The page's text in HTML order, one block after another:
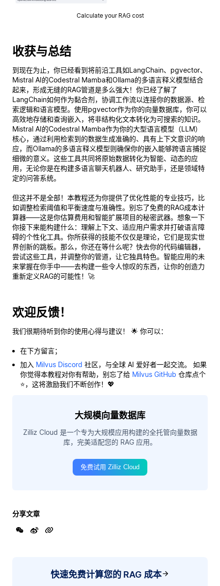
Calculate your RAG cost
收获与总结
到现在为止，你已经看到将前沿工具如LangChain、pgvector、
Mistral AI的Codestral Mamba和Ollama的多语言释义模型结合
起来，形成无缝的RAG管道是多么强大！你已经了解了
LangChain如何作为黏合剂，协调工作流以连接你的数据源、检
索逻辑和语言模型。使用pgvector作为你的向量数据库，你可以
高效地存储和查询嵌入，将非结构化文本转化为可搜索的知识。
Mistral AI的Codestral Mamba作为你的大型语言模型（LLM）
核心，通过利用检索到的数据生成准确的、具有上下文意识的响
应，而Ollama的多语言释义模型则确保你的嵌入能够跨语言捕捉
细微的意义。这些工具共同将原始数据转化为智能、动态的应
用，无论你是在构建多语言聊天机器人、研究助手，还是领域特
定的问答系统。
但这并不是全部！本教程还为你提供了优化性能的专业技巧，比
如调整检索阈值和平衡速度与准确性。别忘了免费的RAG成本计
算器——这是你估算费用和智能扩展项目的秘密武器。想象一下
你接下来能构建什么：理解上下文、适应用户需求并打破语言障
碍的个性化工具。你所获得的技能不仅仅是理论，它们是现实世
界创新的跳板。那么，你还在等什么呢？快去你的代码编辑器，
尝试这些工具，并调整你的管道，让它独具特色。智能应用的未
来掌握在你手中——去构建一些令人惊叹的东西，让你的创造力
重新定义RAG的可能性！🚀
欢迎反馈！
我们很期待听到你的使用心得与建议！ 🌟 你可以：
在下方留言；
加入 Milvus Discord 社区，与全球 AI 爱好者一起交流。 如果
你觉得本教程对你有帮助，别忘了给 Milvus GitHub 仓库点个
⭐，这将激励我们不断创作！💖
大规模向量数据库
Zilliz Cloud 是一个专为大规模应用构建的全托管向量数据
库，完美适配您的 RAG 应用。
免费试用 Zilliz Cloud
分享文章
快速免费计算您的 RAG 成本